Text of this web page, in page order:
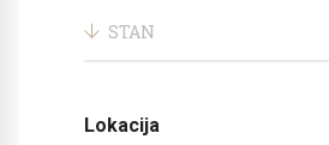
STAN
Lokacija